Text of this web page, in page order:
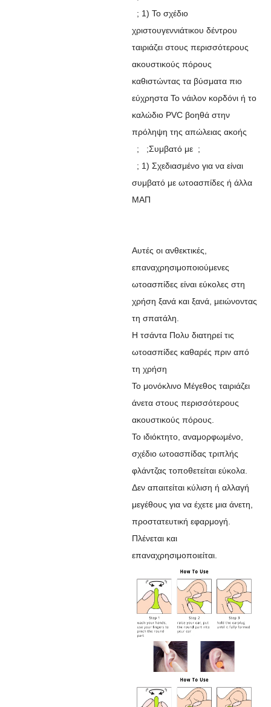
; 1) Το σχέδιο
χριστουγεννιάτικου δέντρου
ταιριάζει στους περισσότερους
ακουστικούς πόρους
καθιστώντας τα βύσματα πιο
εύχρηστα Το νάιλον κορδόνι ή το
καλώδιο PVC βοηθά στην
πρόληψη της απώλειας ακοής
; ;Συμβατό με ;
; 1) Σχεδιασμένο για να είναι
συμβατό με ωτοασπίδες ή άλλα
ΜΑΠ
Αυτές οι ανθεκτικές,
επαναχρησιμοποιούμενες
ωτοασπίδες είναι εύκολες στη
χρήση ξανά και ξανά, μειώνοντας
τη σπατάλη.
Η τσάντα Πολυ διατηρεί τις
ωτοασπίδες καθαρές πριν από
τη χρήση
Το μονόκλινο Μέγεθος ταιριάζει
άνετα στους περισσότερους
ακουστικούς πόρους.
Το ιδιόκτητο, αναμορφωμένο,
σχέδιο ωτοασπίδας τριπλής
φλάντζας τοποθετείται εύκολα.
Δεν απαιτείται κύλιση ή αλλαγή
μεγέθους για να έχετε μια άνετη,
προστατευτική εφαρμογή.
Πλένεται και
επαναχρησιμοποιείται.